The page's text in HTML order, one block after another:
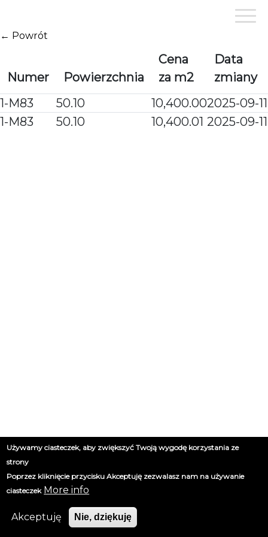
treści
← Powrót
Numer Powierzchnia
Cena
za m2
Data
zmiany
1-M83
50.10 10,400.002025-09-11
1-M83
50.10 10,400.01 2025-09-11
Używamy ciasteczek, aby zwiększyć Twoją wygodę korzystania ze
strony
Poprzez kliknięcie przycisku Akceptuję zezwalasz nam na używanie
ciasteczek More info
Akceptuję Nie, dziękuję